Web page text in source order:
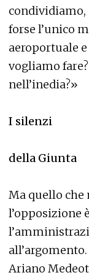
condividiamo,
forse l’unico
aeroportuale
vogliamo
nell’inedia?»
I silenzi
della Giunta
Ma quello
l’opposizione
Ariano